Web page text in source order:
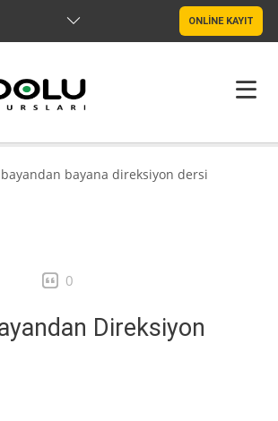
ONLİNE KAYIT
bayandan bayana direksiyon dersi
0
Direksiyon